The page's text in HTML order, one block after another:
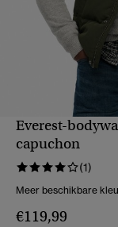
Everest-
capuchon
(1)
Meer beschikbare
€119,99